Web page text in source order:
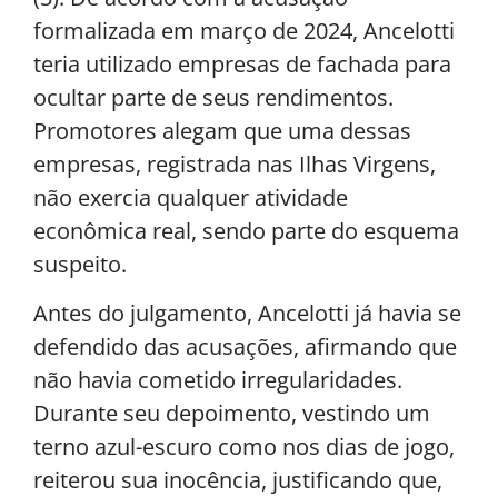
formalizada em março de 2024, Ancelotti
teria utilizado empresas de fachada para
ocultar parte de seus rendimentos.
Promotores alegam que uma dessas
empresas, registrada nas Ilhas Virgens,
não exercia qualquer atividade
econômica real, sendo parte do esquema
suspeito.
Antes do julgamento, Ancelotti já havia se
defendido das acusações, afirmando que
não havia cometido irregularidades.
Durante seu depoimento, vestindo um
terno azul-escuro como nos dias de jogo,
reiterou sua inocência, justificando que,